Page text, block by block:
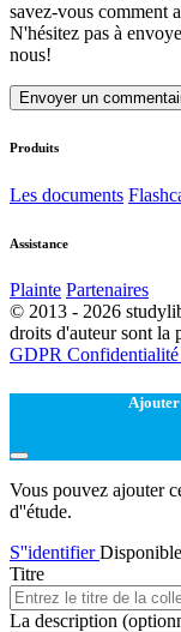
savez-vous comment
N'hésitez pas à
nous!
Envoyer un
Produits
Les documents
Assistance
Plainte Partenaires
© 2013 - 2026
droits d'auteur sont la
GDPR Confidentialité
Ajouter
Vous pouvez ajouter
d''étude.
S''identifier
Titre
La description